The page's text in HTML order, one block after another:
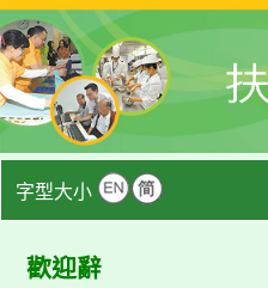
字型大小
歡迎辭